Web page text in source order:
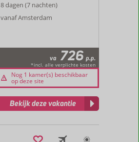
8 dagen (7 nachten)
vanaf Amsterdam
va 726 p.p.
*incl. alle verplichte kosten
Nog 1 kamer(s) beschikbaar
op deze site
Bekijk deze vakantie